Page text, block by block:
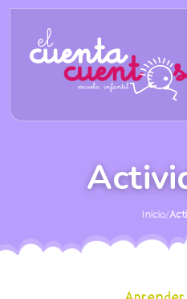
Saltar al contenido principal
Inicio/